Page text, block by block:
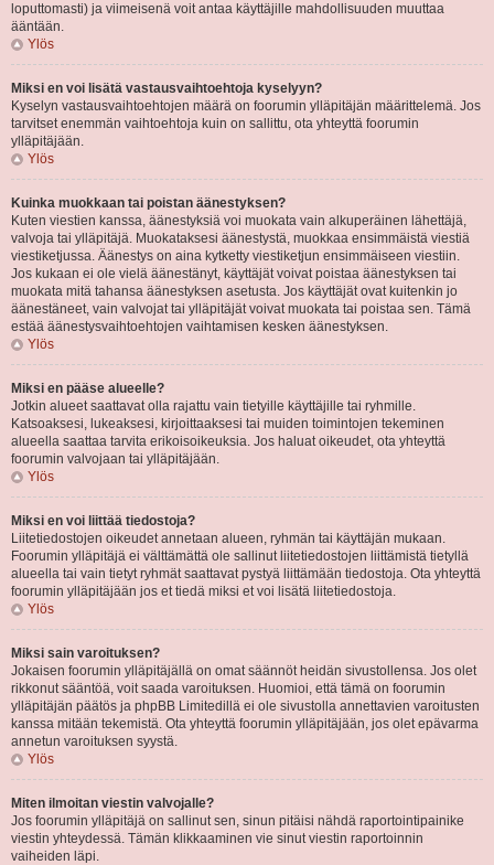
loputtomasti) ja viimeisenä voit antaa käyttäjille mahdollisuuden muuttaa
ääntään.
Ylös
Miksi en voi lisätä vastausvaihtoehtoja kyselyyn?
Kyselyn vastausvaihtoehtojen määrä on foorumin ylläpitäjän määrittelemä. Jos
tarvitset enemmän vaihtoehtoja kuin on sallittu, ota yhteyttä foorumin
ylläpitäjään.
Ylös
Kuinka muokkaan tai poistan äänestyksen?
Kuten viestien kanssa, äänestyksiä voi muokata vain alkuperäinen lähettäjä,
valvoja tai ylläpitäjä. Muokataksesi äänestystä, muokkaa ensimmäistä viestiä
viestiketjussa. Äänestys on aina kytketty viestiketjun ensimmäiseen viestiin.
Jos kukaan ei ole vielä äänestänyt, käyttäjät voivat poistaa äänestyksen tai
muokata mitä tahansa äänestyksen asetusta. Jos käyttäjät ovat kuitenkin jo
äänestäneet, vain valvojat tai ylläpitäjät voivat muokata tai poistaa sen. Tämä
estää äänestysvaihtoehtojen vaihtamisen kesken äänestyksen.
Ylös
Miksi en pääse alueelle?
Jotkin alueet saattavat olla rajattu vain tietyille käyttäjille tai ryhmille.
Katsoaksesi, lukeaksesi, kirjoittaaksesi tai muiden toimintojen tekeminen
alueella saattaa tarvita erikoisoikeuksia. Jos haluat oikeudet, ota yhteyttä
foorumin valvojaan tai ylläpitäjään.
Ylös
Miksi en voi liittää tiedostoja?
Liitetiedostojen oikeudet annetaan alueen, ryhmän tai käyttäjän mukaan.
Foorumin ylläpitäjä ei välttämättä ole sallinut liitetiedostojen liittämistä tietyllä
alueella tai vain tietyt ryhmät saattavat pystyä liittämään tiedostoja. Ota yhteyttä
foorumin ylläpitäjään jos et tiedä miksi et voi lisätä liitetiedostoja.
Ylös
Miksi sain varoituksen?
Jokaisen foorumin ylläpitäjällä on omat säännöt heidän sivustollensa. Jos olet
rikkonut sääntöä, voit saada varoituksen. Huomioi, että tämä on foorumin
ylläpitäjän päätös ja phpBB Limitedillä ei ole sivustolla annettavien varoitusten
kanssa mitään tekemistä. Ota yhteyttä foorumin ylläpitäjään, jos olet epävarma
annetun varoituksen syystä.
Ylös
Miten ilmoitan viestin valvojalle?
Jos foorumin ylläpitäjä on sallinut sen, sinun pitäisi nähdä raportointipainike
viestin yhteydessä. Tämän klikkaaminen vie sinut viestin raportoinnin
vaiheiden läpi.